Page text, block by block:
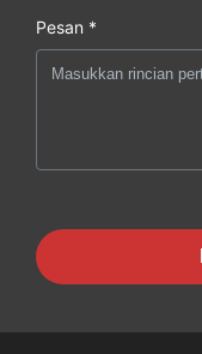
Pesan *